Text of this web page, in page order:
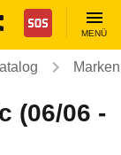
Nothilfe
MENÜ
(06/06 -